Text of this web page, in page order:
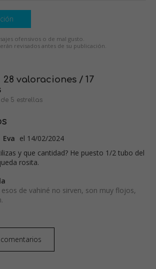
ofensivos o de mal gusto.
revisados antes de su publicación.
28 valoraciones / 17
5 estrellas
Eva el 14/02/2024
y que cantidad? He puesto 1/2 tubo del
rosita.
esos de vahiné no sirven, son muy flojos,